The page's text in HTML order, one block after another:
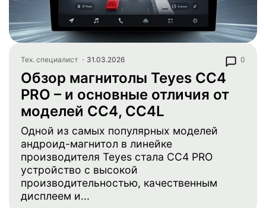
Тех. специалист 31.03.2026 0
Обзор магнитолы Teyes СС4
PRO – и основные отличия от
моделей CC4, CC4L
Одной из самых популярных моделей
андроид-магнитол в линейке
производителя Teyes стала CC4 PRO
устройство с высокой
производительностью, качественным
дисплеем и...